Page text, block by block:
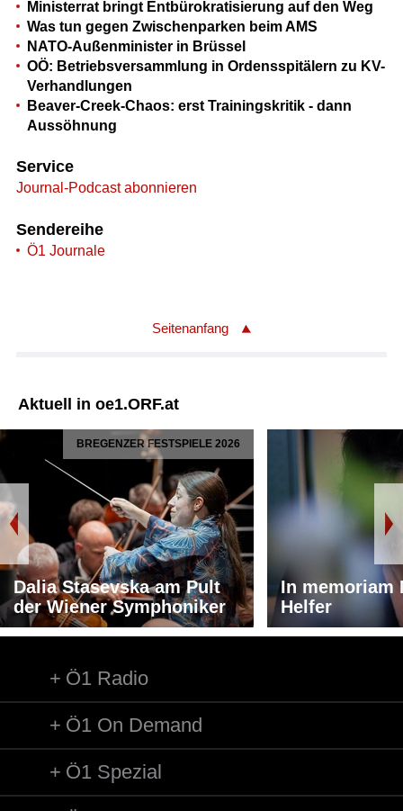
Ministerrat bringt Entbürokratisierung auf den Weg
Was tun gegen Zwischenparken beim AMS
NATO-Außenminister in Brüssel
OÖ: Betriebsversammlung in Ordensspitälern zu KV-
Verhandlungen
Beaver-Creek-Chaos: erst Trainingskritik - dann
Aussöhnung
Service
Journal-Podcast abonnieren
Sendereihe
Ö1 Journale
Seitenanfang
Aktuell in oe1.ORF.at
BREGENZER FESTSPIELE 2026
Dalia Stasevska am Pult
der Wiener Symphoniker
In memoriam
Helfer
Ö1 Radio
Ö1 On Demand
Ö1 Spezial